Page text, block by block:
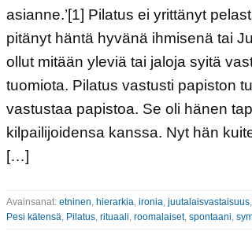
asianne.’[1] Pilatus ei yrittänyt
pitänyt häntä hyvänä ihmisenä tai
ollut mitään yleviä tai jaloja syitä
tuomiota. Pilatus vastusti papiston
vastustaa papistoa. Se oli hänen
kilpailijoidensa kanssa. Nyt hän
[…]
Avainsanat: etninen, hierarkia, ironia, juutalaisvastaisuus,
Pesi kätensä, Pilatus, rituaali, roomalaiset, spontaani,